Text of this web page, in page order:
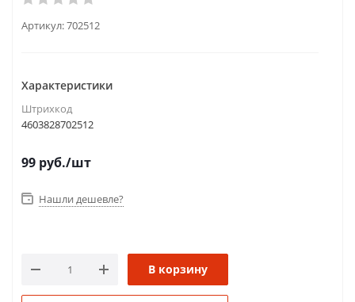
Артикул:702512
Характеристики
Штрихкод
4603828702512
99 руб./шт
Нашли дешевле?
В корзину